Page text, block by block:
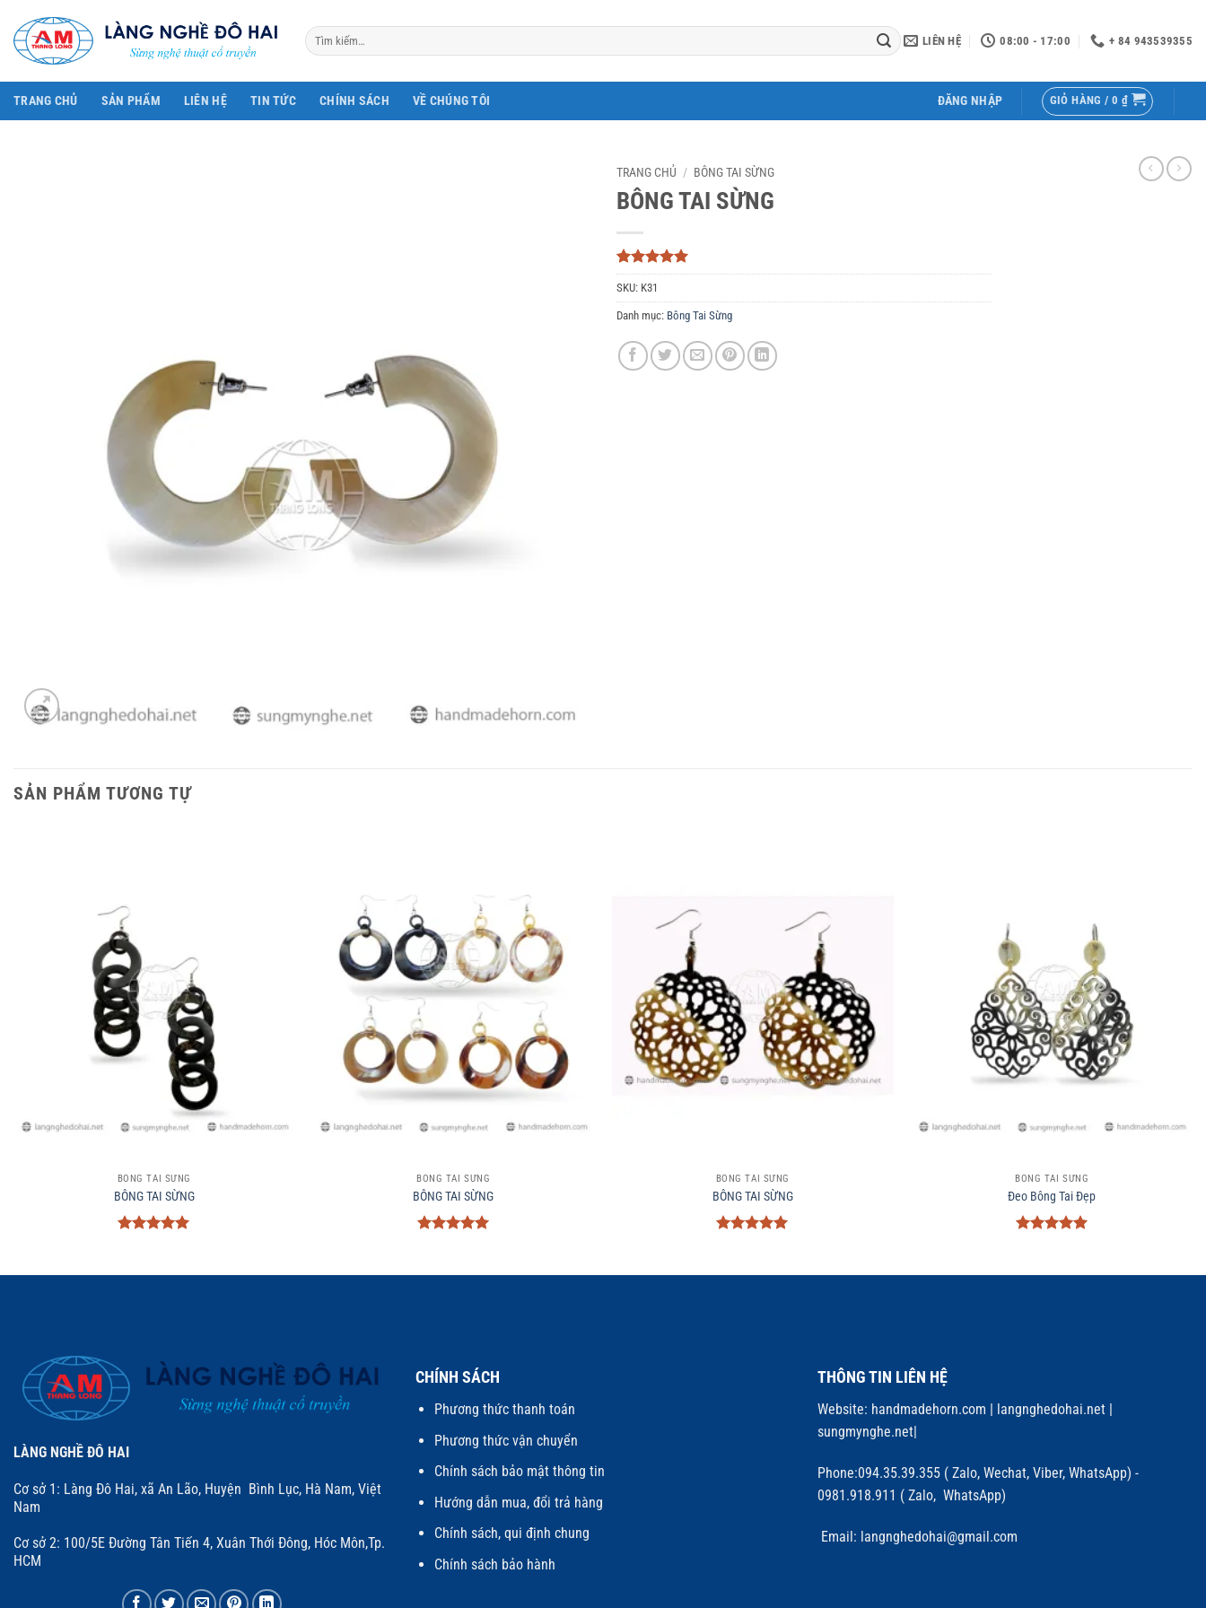
qua
nội
dung
Tìm
kiếm:
LIÊN HỆ 08:00 - 17:00 + 84 943539355
TRANG CHỦ SẢN PHẨM LIÊN HỆ TIN TỨC CHÍNH SÁCH VỀ CHÚNG TÔI ĐĂNG NHẬP GIỎ HÀNG / 0 ₫
TRANG CHỦ / BÔNG TAI SỪNG
BÔNG TAI SỪNG
5trên 5
dựa trên
3
đánh giá
SKU: K31
Danh mục: Bông Tai Sừng
SẢN PHẨM TƯƠNG TỰ
BÔNG TAI SỪNG
BÔNG TAI SỪNG
sao
BÔNG TAI SỪNG
BÔNG TAI SỪNG
sao
BÔNG TAI SỪNG
BÔNG TAI SỪNG
sao
BÔNG TAI SỪNG
Đeo Bông Tai Đẹp
sao
LÀNG NGHỀ ĐÔ HAI
Cơ sở 1: Làng Đô Hai, xã An Lão, Huyện Bình Lục, Hà Nam, Việt
Nam
Cơ sở 2: 100/5E Đường Tân Tiến 4, Xuân Thới Đông, Hóc Môn,Tp.
HCM
CHÍNH SÁCH
Phương thức thanh toán
Phương thức vận chuyển
Chính sách bảo mật thông tin
Hướng dẫn mua, đổi trả hàng
Chính sách, qui định chung
Chính sách bảo hành
THÔNG TIN LIÊN HỆ
Website: handmadehorn.com | langnghedohai.net |
sungmynghe.net|
Phone:094.35.39.355 ( Zalo, Wechat, Viber, WhatsApp) -
0981.918.911 ( Zalo, WhatsApp)
Email: langnghedohai@gmail.com